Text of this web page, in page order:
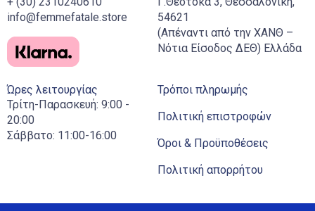
info@femmefatale.store
54621
(Απέναντι από την ΧΑΝΘ –
Νότια Είσοδος ΔΕΘ) Ελλάδα
Ώρες λειτουργίας
Τρίτη-Παρασκευή: 9:00 -
20:00
Σάββατο: 11:00-16:00
Τρόποι πληρωμής
Πολιτική επιστροφών
Όροι & Προϋποθέσεις
Πολιτική απορρήτου